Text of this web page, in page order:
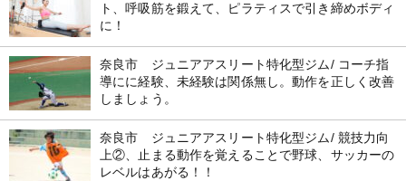
ト、呼吸筋を鍛えて、ピラティスで引き締めボディ
に！
奈良市 ジュニアアスリート特化型ジム/ コーチ指
導にに経験、未経験は関係無し。動作を正しく改善
しましょう。
奈良市 ジュニアアスリート特化型ジム/ 競技力向
上②、止まる動作を覚えることで野球、サッカーの
レベルはあがる！！